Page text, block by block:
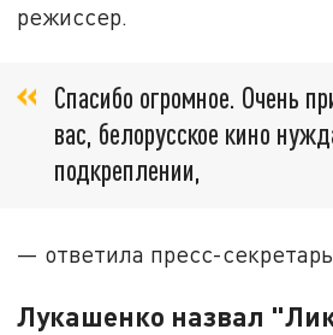
режиссер.
Спасибо огромное. Очень
вас, белорусское кино
подкреплении,
— ответила пресс-
Лукашенко назвал